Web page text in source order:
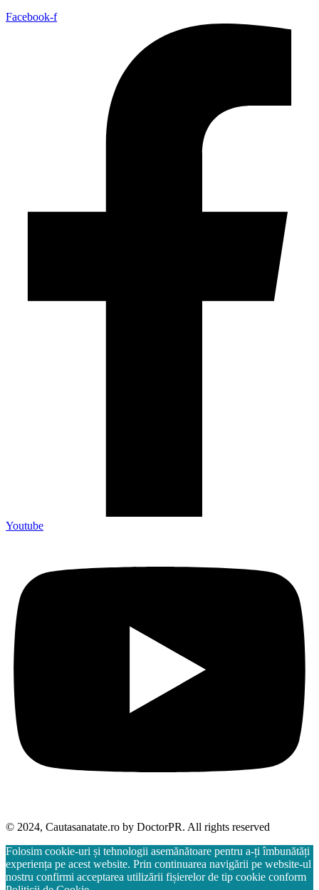
Facebook-f
Youtube
© 2024, Cautasanatate.ro by DoctorPR. All rights reserved
Folosim cookie-uri și tehnologii asemănătoare pentru a-ți îmbunătăți
experiența pe acest website. Prin continuarea navigării pe website-ul
nostru confirmi acceptarea utilizării fișierelor de tip cookie conform